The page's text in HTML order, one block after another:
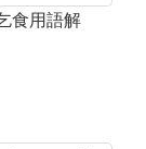
食用語解